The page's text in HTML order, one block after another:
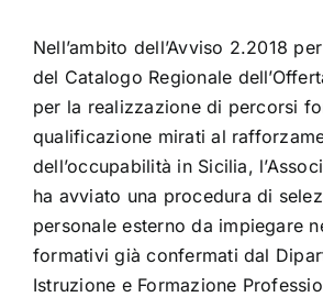
Nell’ambito dell’Avviso 2.2018
del Catalogo Regionale
per la realizzazione di percorsi
qualificazione mirati al
dell’occupabilità in Sicilia,
ha avviato una procedura di
personale esterno da impiegare
formativi già confermati dal
Istruzione e Formazione